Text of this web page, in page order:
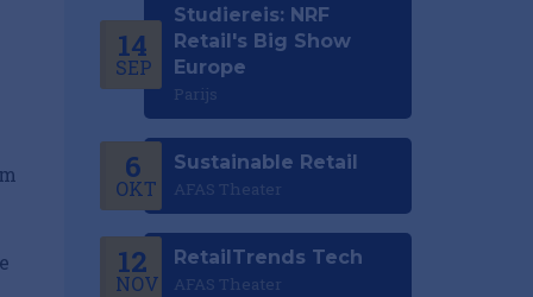
14
SEP
Studiereis: NRF
Retail's Big Show
Europe
Parijs
6
OKT
Sustainable Retail
AFAS Theater
12
NOV
RetailTrends Tech
AFAS Theater